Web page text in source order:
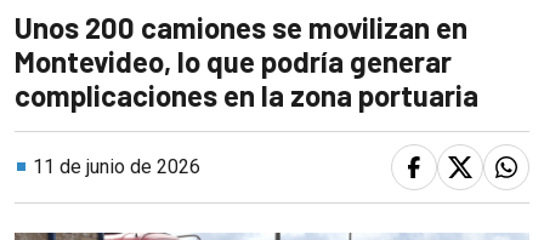
Unos 200 camiones se movilizan en
Montevideo, lo que podría generar
complicaciones en la zona portuaria
11 de junio de 2026